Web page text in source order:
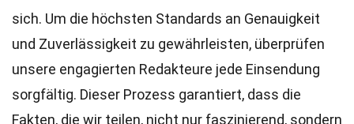
sich. Um die höchsten Standards an Genauigkeit
und Zuverlässigkeit zu gewährleisten, überprüfen
unsere engagierten Redakteure jede Einsendung
sorgfältig. Dieser Prozess garantiert, dass die
Fakten, die wir teilen, nicht nur faszinierend, sondern